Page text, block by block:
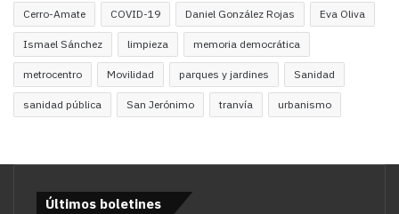
Cerro-Amate COVID-19 Daniel González Rojas Eva Oliva
Ismael Sánchez limpieza memoria democrática
metrocentro Movilidad parques y jardines Sanidad
sanidad pública San Jerónimo tranvía urbanismo
Últimos boletines